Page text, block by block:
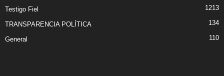
Testigo Fiel 1213
TRANSPARENCIA POLÍTICA 134
General 110